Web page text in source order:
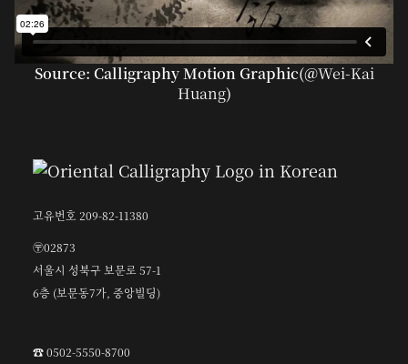
Source: Calligraphy Motion Graphic(@Wei-Kai
Huang)
고유번호 209-82-11380
〶02873
서울시 성북구 보문로 57-1
6층 (보문동7가, 중앙빌딩)
☎︎ 0502-5550-8700